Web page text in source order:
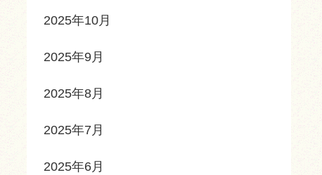
2025年10月
2025年9月
2025年8月
2025年7月
2025年6月